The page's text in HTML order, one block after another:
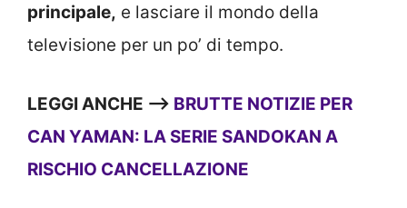
principale, e lasciare il mondo della
televisione per un po’ di tempo.
LEGGI ANCHE —> BRUTTE NOTIZIE PER
CAN YAMAN: LA SERIE SANDOKAN A
RISCHIO CANCELLAZIONE